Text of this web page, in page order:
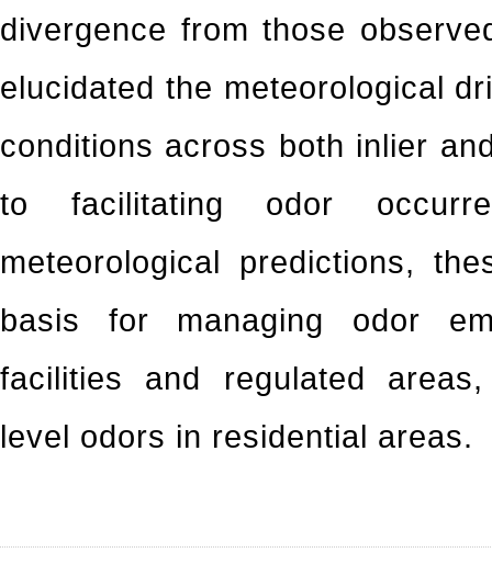
divergence from those
elucidated the meteorological
conditions across both inlier
to facilitating odor
meteorological predictions,
basis for managing odor
facilities and regulated
level odors in residential areas.